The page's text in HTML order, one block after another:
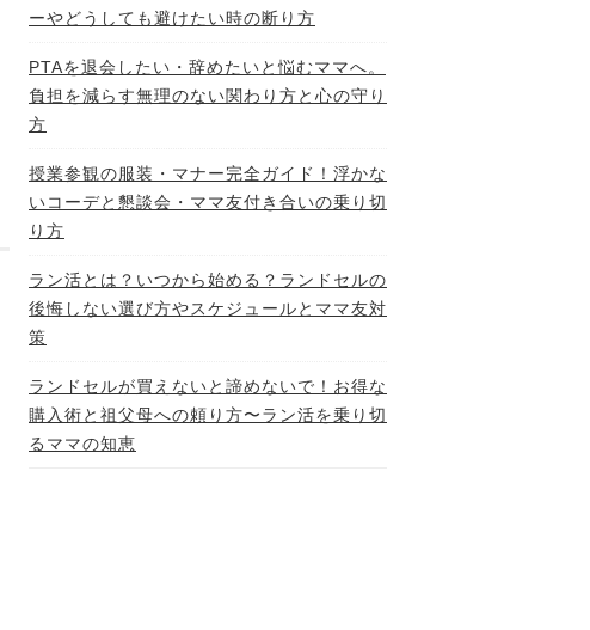
ーやどうしても避けたい時の断り方
PTAを退会したい・辞めたいと悩むママへ。
負担を減らす無理のない関わり方と心の守り
方
授業参観の服装・マナー完全ガイド！浮かな
いコーデと懇談会・ママ友付き合いの乗り切
り方
ラン活とは？いつから始める？ランドセルの
後悔しない選び方やスケジュールとママ友対
策
ランドセルが買えないと諦めないで！お得な
購入術と祖父母への頼り方〜ラン活を乗り切
るママの知恵